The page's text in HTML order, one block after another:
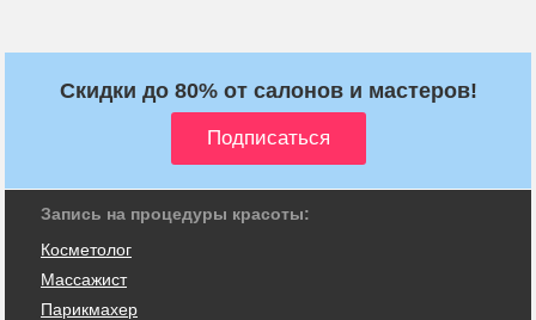
Скидки до 80% от салонов и мастеров!
Запись на процедуры красоты:
Косметолог
Массажист
Парикмахер